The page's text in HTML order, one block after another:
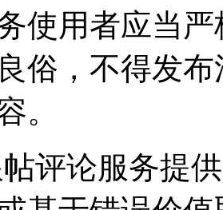
使用者应当
俗，不得发
。
评论服务提